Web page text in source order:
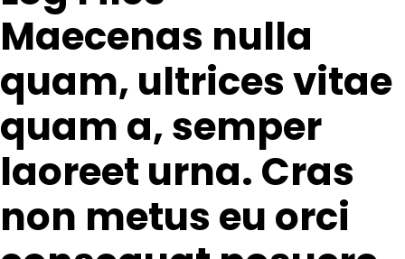
Maecenas nulla
quam, ultrices vitae
quam a, semper
laoreet urna. Cras
non metus eu orci